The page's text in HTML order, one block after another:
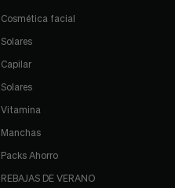
Cosmética facial
Solares
Capilar
Solares
Vitamina
Manchas
Packs Ahorro
REBAJAS DE VERANO